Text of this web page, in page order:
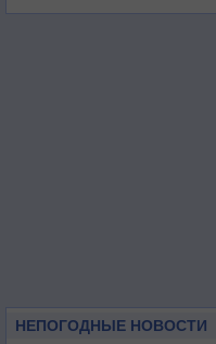
НЕПОГОДНЫЕ НОВОСТИ